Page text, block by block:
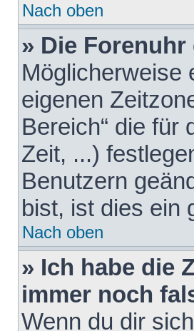
Nach oben
» Die
Möglicherweise
eigenen
Bereich“ die für
Zeit, ...)
Benutzern
bist, ist dies ein
Nach oben
» Ich habe die
immer noch
Wenn du dir